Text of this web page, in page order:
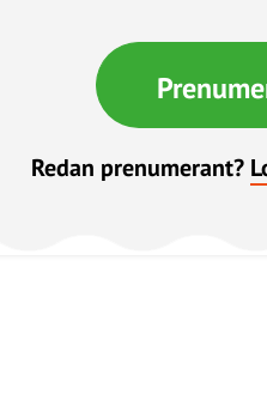
Redan prenumerant?